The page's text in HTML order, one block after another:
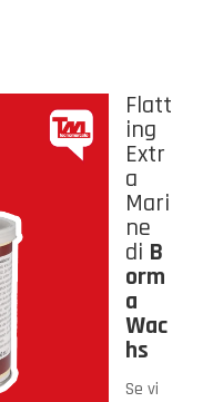
Flatt
ing
Extr
a
Mari
ne
di B
orm
a
Wac
hs
Se vi